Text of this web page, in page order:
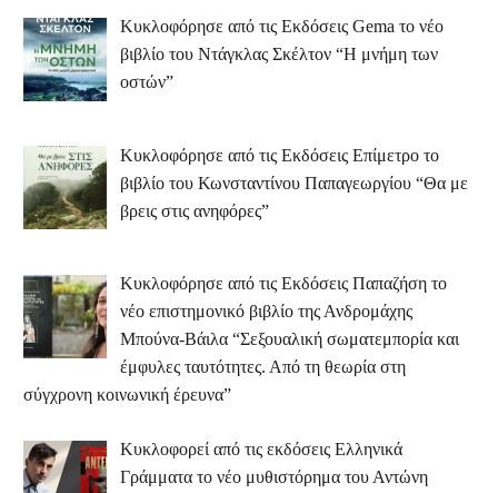
Κυκλοφόρησε από τις Εκδόσεις Gema το νέο
βιβλίο του Ντάγκλας Σκέλτον “Η μνήμη των
οστών”
Κυκλοφόρησε από τις Εκδόσεις Επίμετρο το
βιβλίο του Κωνσταντίνου Παπαγεωργίου “Θα με
βρεις στις ανηφόρες”
Κυκλοφόρησε από τις Εκδόσεις Παπαζήση το
νέο επιστημονικό βιβλίο της Ανδρομάχης
Μπούνα-Βάιλα “Σεξουαλική σωματεμπορία και
έμφυλες ταυτότητες. Από τη θεωρία στη
σύγχρονη κοινωνική έρευνα”
Κυκλοφορεί από τις εκδόσεις Ελληνικά
Γράμματα το νέο μυθιστόρημα του Αντώνη